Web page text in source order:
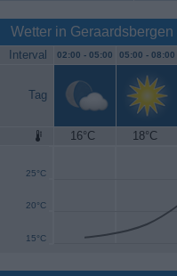
Wetter in Geraardsbergen
Interval 02:00 - 05:00 05:00 - 08:00
Tag
16°C 18°C
15°C
20°C
25°C
30°C